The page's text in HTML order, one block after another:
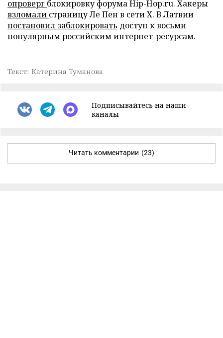
опроверг блокировку форума Hip-Hop.ru. Хакеры
взломали страницу Ле Пен в сети X. В Латвии
постановил заблокировать доступ к восьми
популярным российским интернет-ресурсам.
Текст: Катерина Туманова
Подписывайтесь на наши
каналы
Читать комментарии (23)